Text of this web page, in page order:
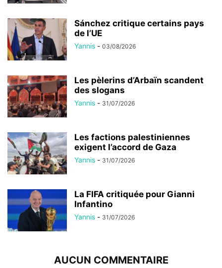
Sánchez critique certains pays
de l’UE
Yannis - 03/08/2026
Les pèlerins d’Arbaïn scandent
des slogans
Yannis - 31/07/2026
Les factions palestiniennes
exigent l’accord de Gaza
Yannis - 31/07/2026
La FIFA critiquée pour Gianni
Infantino
Yannis - 31/07/2026
AUCUN COMMENTAIRE